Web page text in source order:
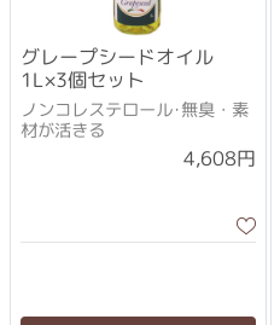
グレープシードオイル
1L×3個セット
ノンコレステロール･無臭・素
材が活きる
4,608円